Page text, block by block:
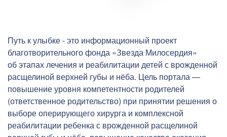
Путь к улыбке - это информационный проект
благотворительного фонда «Звезда Милосердия»
об этапах лечения и реабилитации детей с врожденной
расщелиной верхней губы и нёба. Цель портала —
повышение уровня компетентности родителей
(ответственное родительство) при принятии решения о
выборе оперирующего хирурга и комплексной
реабилитации ребенка с врожденной расщелиной